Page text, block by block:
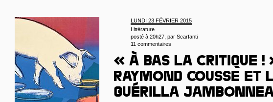
LUNDI 23 FÉVRIER 2015
Littérature
posté à 20h27, par Scarfanti
11 commentaires
« À bas la critique !
Raymond Cousse et
guérilla